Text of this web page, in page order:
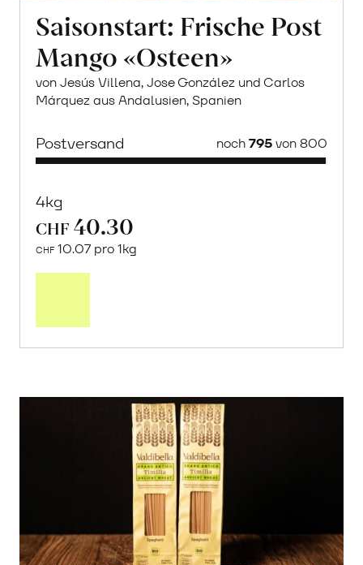
Saisonstart: Frische Post
Mango «Osteen»
von Jesús Villena, Jose González und Carlos
Márquez aus Andalusien, Spanien
Postversand noch795von 800
4kg
CHF 40.30
CHF 10.07 pro 1kg
Post
erfahren